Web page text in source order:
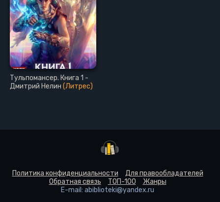
Тульпомансер. Книга 1 -
Дмитрий Нелин (Литрес)
Политика конфиденциальности
Для правообладателей
Обратная связь
ТОП-100
Жанры
E-mail: abiblioteki@yandex.ru